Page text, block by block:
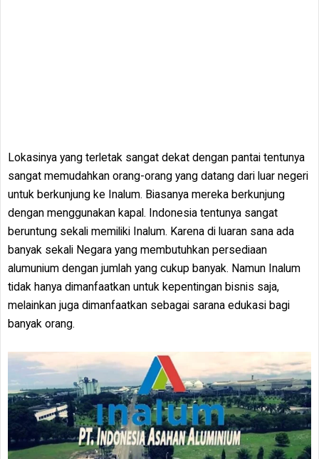
Lokasinya yang terletak sangat dekat dengan pantai tentunya
sangat memudahkan orang-orang yang datang dari luar negeri
untuk berkunjung ke Inalum. Biasanya mereka berkunjung
dengan menggunakan kapal. Indonesia tentunya sangat
beruntung sekali memiliki Inalum. Karena di luaran sana ada
banyak sekali Negara yang membutuhkan persediaan
alumunium dengan jumlah yang cukup banyak. Namun Inalum
tidak hanya dimanfaatkan untuk kepentingan bisnis saja,
melainkan juga dimanfaatkan sebagai sarana edukasi bagi
banyak orang.